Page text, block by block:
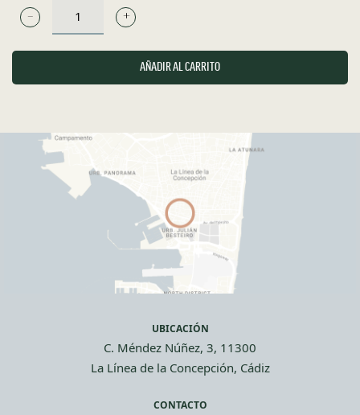
NIGIRI
SALMÓN
-
CANTIDAD
AÑADIR AL CARRITO
UBICACIÓN
C. Méndez Núñez, 3, 11300
La Línea de la Concepción, Cádiz
CONTACTO